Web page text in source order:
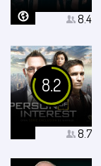
8.4
8.2
8.7